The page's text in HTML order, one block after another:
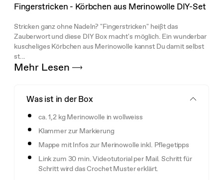
Fingerstricken - Körbchen aus Merinowolle DIY-Set
Stricken ganz ohne Nadeln? "Fingerstricken" heißt das
Zauberwort und diese DIY Box macht's möglich. Ein wunderbar
kuscheliges Körbchen aus Merinowolle kannst Du damit selbst
st...
Mehr Lesen
Was ist in der Box
ca. 1,2 kg Merinowolle in wollweiss
Klammer zur Markierung
Mappe mit Infos zur Merinowolle inkl. Pflegetipps
Link zum 30 min. Videotutorial per Mail. Schritt für
Schritt wird das Crochet Muster erklärt.